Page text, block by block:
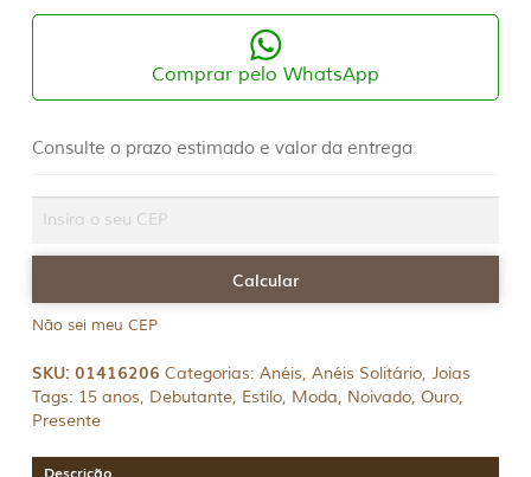
Comprar pelo WhatsApp
Consulte o prazo estimado e valor da entrega
Não sei meu CEP
SKU:01416206 Categorias:Anéis,Anéis Solitário,Joias
Tags: 15 anos, Debutante, Estilo, Moda, Noivado,Ouro,
Presente
Descrição